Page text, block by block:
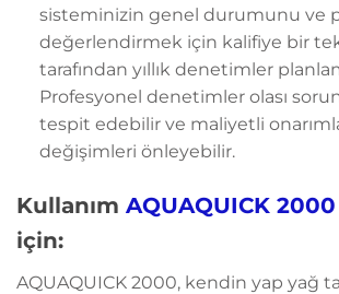
sisteminizin genel durumunu ve
değerlendirmek için kalifiye bir
tarafından yıllık denetimler
Profesyonel denetimler olası
tespit edebilir ve maliyetli
değişimleri önleyebilir.
Kullanım AQUAQUICK 2000
için:
AQUAQUICK 2000, kendin yap yağ